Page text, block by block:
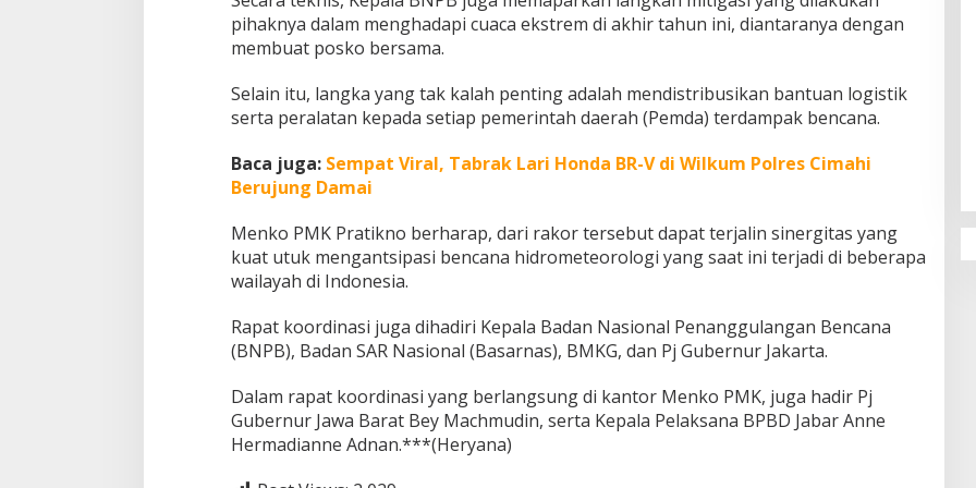
r
a
u
n
pihaknya dalam menghadapi cuaca ekstrem di akhir tahun ini, diantaranya dengan
membuat posko bersama.
Selain itu, langka yang tak kalah penting adalah mendistribusikan bantuan logistik
serta peralatan kepada setiap pemerintah daerah (Pemda) terdampak bencana.
Baca juga: Sempat Viral, Tabrak Lari Honda BR-V di Wilkum Polres Cimahi
Berujung Damai
Menko PMK Pratikno berharap, dari rakor tersebut dapat terjalin sinergitas yang
kuat utuk mengantsipasi bencana hidrometeorologi yang saat ini terjadi di beberapa
wailayah di Indonesia.
Rapat koordinasi juga dihadiri Kepala Badan Nasional Penanggulangan Bencana
(BNPB), Badan SAR Nasional (Basarnas), BMKG, dan Pj Gubernur Jakarta.
Dalam rapat koordinasi yang berlangsung di kantor Menko PMK, juga hadir Pj
Gubernur Jawa Barat Bey Machmudin, serta Kepala Pelaksana BPBD Jabar Anne
Hermadianne Adnan.***(Heryana)
Penguatan Pendidikan Agama dan
Bikin Sekolah di Malaysia Tertarik